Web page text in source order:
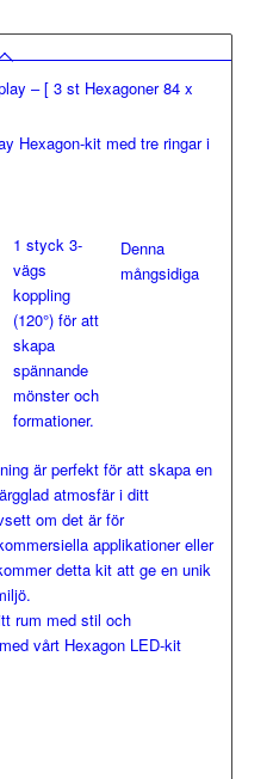
– [ 3 st Hexagoner 84 x
Hexagon-kit med tre ringar i
1 styck 3-
vägs
koppling
(120°) för att
skapa
spännande
mönster och
formationer.
Denna
mångsidiga
är perfekt för att skapa en
atmosfär i ditt
om det är för
applikationer eller
detta kit att ge en unik
rum med stil och
vårt Hexagon LED-kit